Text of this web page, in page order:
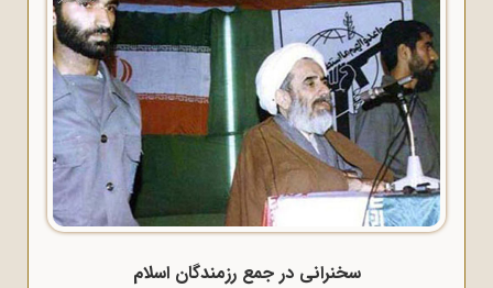
سخنرانی در جمع رزمندگان اسلام